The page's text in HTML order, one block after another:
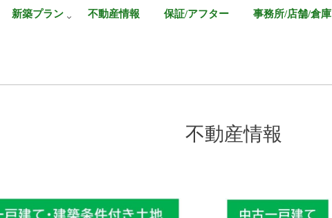
新築プラン 不動産情報 保証/アフター 事務所/店舗/倉庫
不動産情報